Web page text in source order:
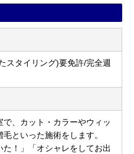
スタイリング)要免許/完全週
、カット・カラーやウィッ
といった施術をします。
た！」「オシャレをしてお出